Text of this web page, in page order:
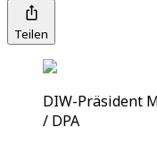
Teilen
DIW-Präsident
/ DPA